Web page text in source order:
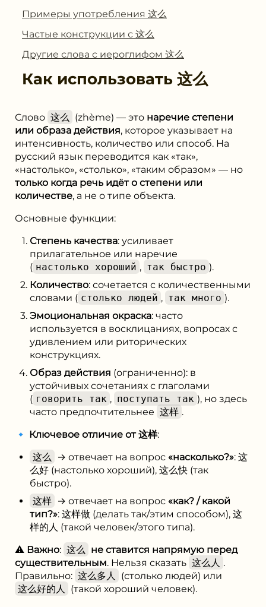
Примеры употребления 这么
Частые конструкции с 这么
Другие слова с иероглифом 这么
Как использовать 这么
Слово 这么 (zhème) — это наречие степени
или образа действия, которое указывает на
интенсивность, количество или способ. На
русский язык переводится как «так»,
«настолько», «столько», «таким образом» — но
только когда речь идёт о степени или
количестве, а не о типе объекта.
Основные функции:
Степень качества: усиливает
прилагательное или наречие
( настолько хороший , так быстро ).
Количество: сочетается с количественными
словами ( столько людей , так много ).
Эмоциональная окраска: часто
используется в восклицаниях, вопросах с
удивлением или риторических
конструкциях.
Образ действия (ограниченно): в
устойчивых сочетаниях с глаголами
( говорить так , поступать так ), но здесь
часто предпочтительнее 这样 .
🔹 Ключевое отличие от 这样:
这么
→ отвечает на вопрос «насколько?»: 这
么好 (настолько хороший), 这么快 (так
быстро).
这样 → отвечает на вопрос «как? / какой
тип?»: 这样做 (делать так/этим способом), 这
样的人 (такой человек/этого типа).
⚠️ Важно: 这么
не ставится напрямую перед
существительным. Нельзя сказать 这么人 .
Правильно: 这么多人
(столько людей) или
这么好的人
(такой хороший человек).